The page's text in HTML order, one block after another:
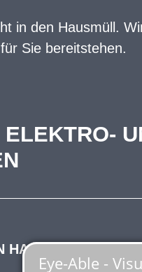
in den Hausmüll.
Sie bereitstehen.
HAUSMÜLL!